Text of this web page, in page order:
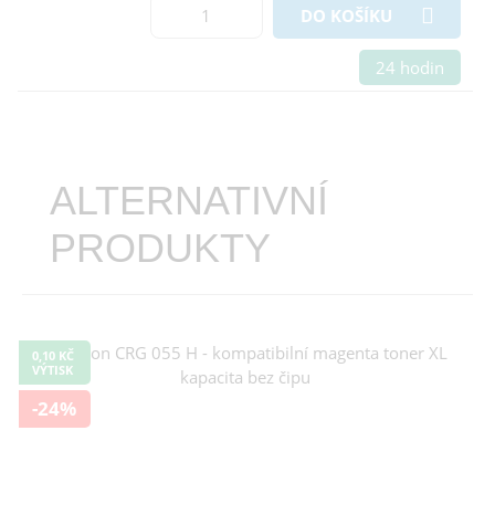
DO KOŠÍKU
24 hodin
ALTERNATIVNÍ
PRODUKTY
0,10 KČ
VÝTISK
-24%